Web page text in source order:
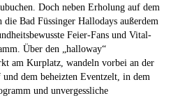
Doch neben Erholung auf dem
Bad Füssinger Hallodays außerdem
Feier-Fans und Vital-
Über den „halloway“
am Kurplatz, wandeln vorbei an der
dem beheizten Eventzelt, in dem
und unvergessliche